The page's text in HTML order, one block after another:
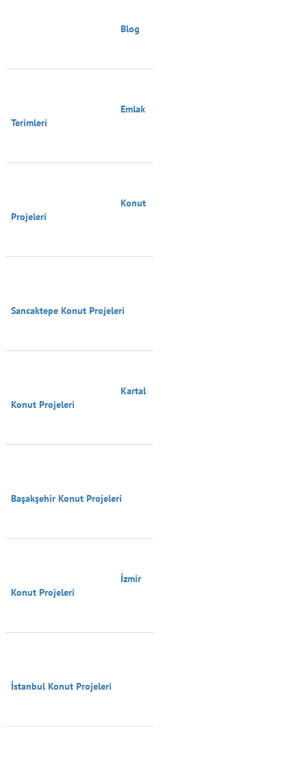
Terimleri
Projeleri
Sancaktepe Konut Projeleri
Konut Projeleri
Başakşehir Konut Projeleri
Konut Projeleri
İstanbul Konut Projeleri